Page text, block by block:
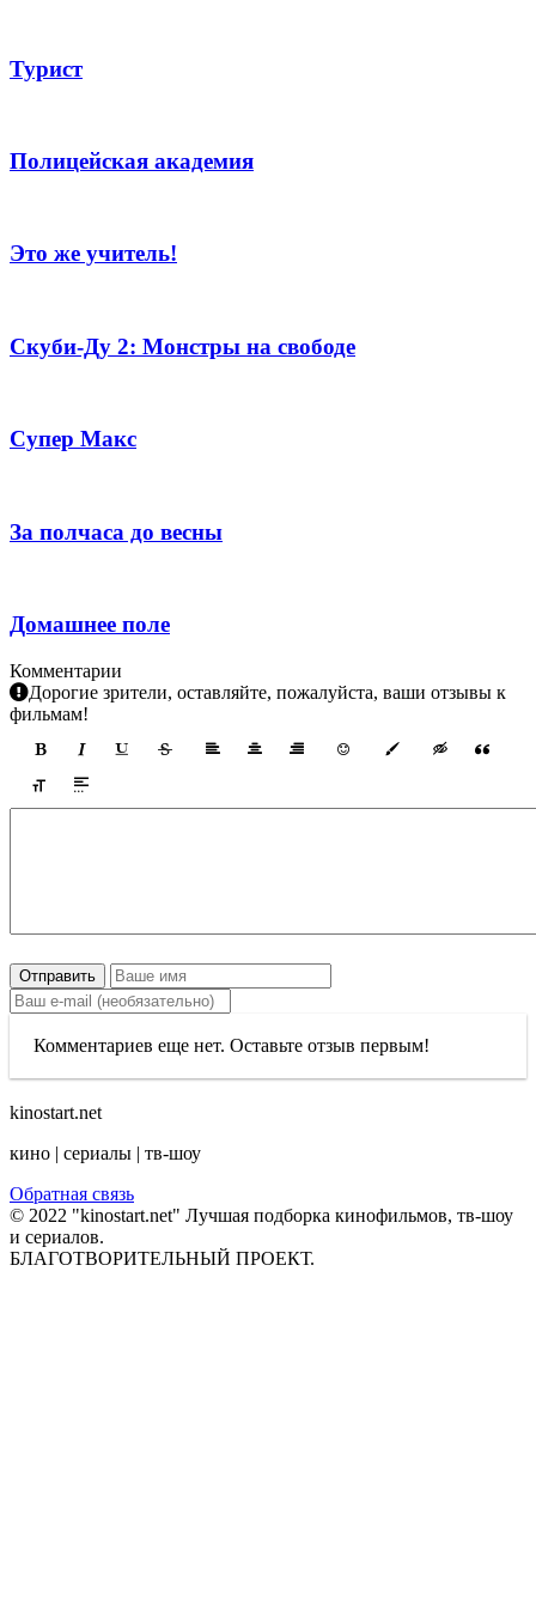
Турист
Полицейская академия
Это же учитель!
Скуби-Ду 2: Монстры на свободе
Супер Макс
За полчаса до весны
Домашнее поле
Комментарии
Дорогие зрители, оставляйте, пожалуйста, ваши отзывы к
фильмам!
Отправить
Комментариев еще нет. Оставьте отзыв первым!
kinostart.net
кино | сериалы | тв-шоу
Обратная связь
© 2022 "kinostart.net" Лучшая подборка кинофильмов, тв-шоу
и сериалов.
БЛАГОТВОРИТЕЛЬНЫЙ ПРОЕКТ.